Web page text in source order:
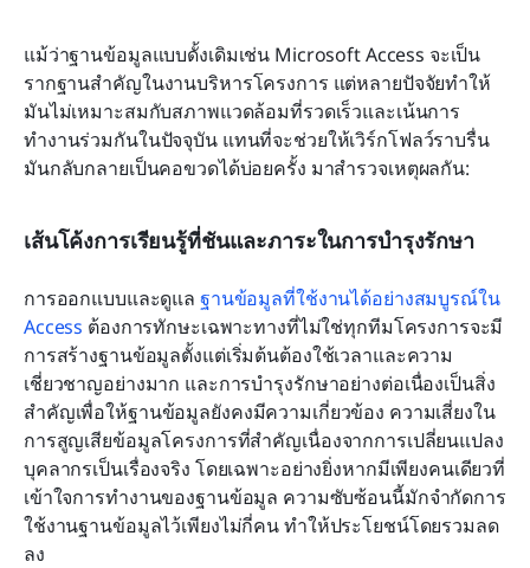
แม้ว่าฐานข้อมูลแบบดั้งเดิมเช่น Microsoft Access จะเป็น
รากฐานสำคัญในงานบริหารโครงการ แต่หลายปัจจัยทำให้
มันไม่เหมาะสมกับสภาพแวดล้อมที่รวดเร็วและเน้นการ
ทำงานร่วมกันในปัจจุบัน แทนที่จะช่วยให้เวิร์กโฟลว์ราบรื่น
มันกลับกลายเป็นคอขวดได้บ่อยครั้ง มาสำรวจเหตุผลกัน:
เส้นโค้งการเรียนรู้ที่ชันและภาระในการบำรุงรักษา
การออกแบบและดูแล ฐานข้อมูลที่ใช้งานได้อย่างสมบูรณ์ใน
Access ต้องการทักษะเฉพาะทางที่ไม่ใช่ทุกทีมโครงการจะมี
การสร้างฐานข้อมูลตั้งแต่เริ่มต้นต้องใช้เวลาและความ
เชี่ยวชาญอย่างมาก และการบำรุงรักษาอย่างต่อเนื่องเป็นสิ่ง
สำคัญเพื่อให้ฐานข้อมูลยังคงมีความเกี่ยวข้อง ความเสี่ยงใน
การสูญเสียข้อมูลโครงการที่สำคัญเนื่องจากการเปลี่ยนแปลง
บุคลากรเป็นเรื่องจริง โดยเฉพาะอย่างยิ่งหากมีเพียงคนเดียวที่
เข้าใจการทำงานของฐานข้อมูล ความซับซ้อนนี้มักจำกัดการ
ใช้งานฐานข้อมูลไว้เพียงไม่กี่คน ทำให้ประโยชน์โดยรวมลด
ลง